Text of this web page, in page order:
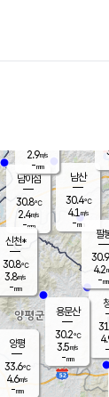
남이섬
30.8℃
2.4m/s
-mm
남산
30.4℃
4.1 m/s
-mm
-
팔
30.9
4.2
-mm
2.9m/s
-mm
신천*
30.8℃
3.8m/s
-mm
용문산
30.2℃
3.5m/s
-mm
양평
33.6℃
4.6m/s
-mm